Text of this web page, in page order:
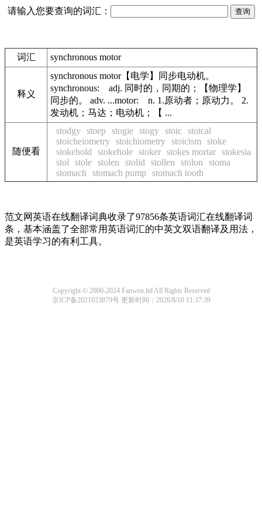
请输入您要查询的词汇：
词汇 synchronous motor
释义
synchronous motor【电学】同步电动机。
synchronous: adj. 同时的，同期的；【物理学】
同步的。 adv. ...motor: n. 1.原动者；原动力。 2.
发动机；马达；电动机；【 ...
随便看
stodgy stoep stogie stogy stoic stoical
stoicheiometry stoichiometry stoicism
stoke
stokehold
stokehole stoker stokes mortar stokesia
stol
stole stolen stolid stollen stolon
stoma
stomach
stomach pump stomach tooth
范文网英语在线翻译词典收录了97856条英语词汇在线翻译词
条，基本涵盖了全部常用英语词汇的中英文双语翻译及用法，
是英语学习的有利工具。
Copyright © 2000-2024 Fanwen.ltd All Rights Reserved
京ICP备2021023879号更新时间：2026/8/10 11:37:39